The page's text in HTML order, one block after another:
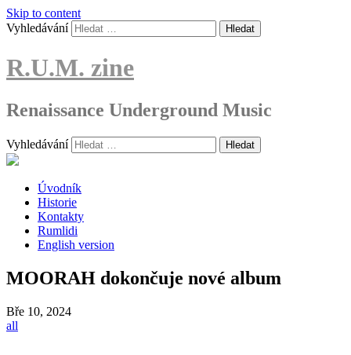
Skip to content
Vyhledávání
R.U.M. zine
Renaissance Underground Music
Vyhledávání
Úvodník
Historie
Kontakty
Rumlidi
English version
MOORAH dokončuje nové album
Bře 10, 2024
all